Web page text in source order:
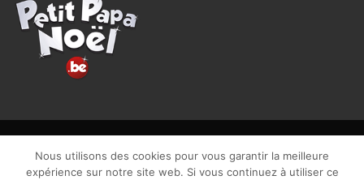
CGU| Vie privée| TVA : BE0840965749 | Site web réalisé par
Nous utilisons des cookies pour vous garantir la meilleure
expérience sur notre site web. Si vous continuez à utiliser ce